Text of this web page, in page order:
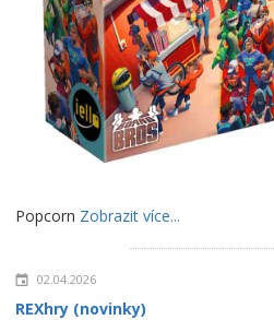
Popcorn Zobrazit více...
02.04.2026
REXhry (novinky)